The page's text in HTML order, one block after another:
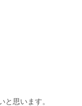
と思います。